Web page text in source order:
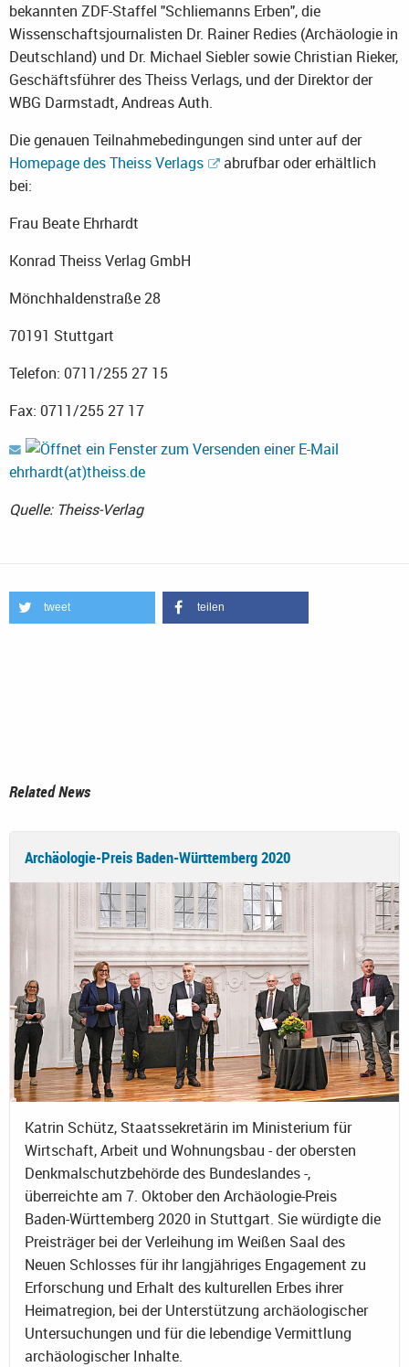
bekannten ZDF-Staffel "Schliemanns Erben", die
Wissenschaftsjournalisten Dr. Rainer Redies (Archäologie in
Deutschland) und Dr. Michael Siebler sowie Christian Rieker,
Geschäftsführer des Theiss Verlags, und der Direktor der
WBG Darmstadt, Andreas Auth.
Die genauen Teilnahmebedingungen sind unter auf der
Homepage des Theiss Verlags
abrufbar oder erhältlich
bei:
Frau Beate Ehrhardt
Konrad Theiss Verlag GmbH
Mönchhaldenstraße 28
70191 Stuttgart
Telefon: 0711/255 27 15
Fax: 0711/255 27 17
ehrhardt(at)theiss.de
Quelle: Theiss-Verlag
tweet teilen
Related News
Archäologie-Preis Baden-Württemberg 2020
Katrin Schütz, Staatssekretärin im Ministerium für
Wirtschaft, Arbeit und Wohnungsbau - der obersten
Denkmalschutzbehörde des Bundeslandes -,
überreichte am 7. Oktober den Archäologie-Preis
Baden-Württemberg 2020 in Stuttgart. Sie würdigte die
Preisträger bei der Verleihung im Weißen Saal des
Neuen Schlosses für ihr langjähriges Engagement zu
Erforschung und Erhalt des kulturellen Erbes ihrer
Heimatregion, bei der Unterstützung archäologischer
Untersuchungen und für die lebendige Vermittlung
archäologischer Inhalte.